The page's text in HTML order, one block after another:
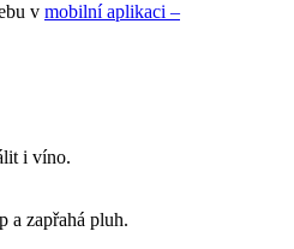
v mobilní aplikaci –
i víno.
a zapřahá pluh.